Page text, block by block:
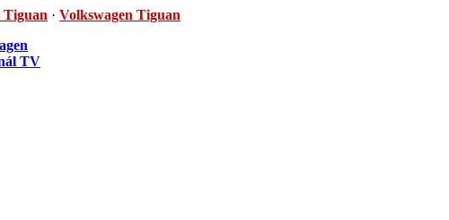
Tiguan · Volkswagen Tiguan
TV